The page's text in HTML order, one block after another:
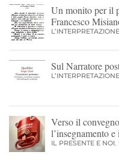
Un monito per il
Francesco
Sul Narratore
Verso il
l’insegnamento
IL PRESENTE E NOI,